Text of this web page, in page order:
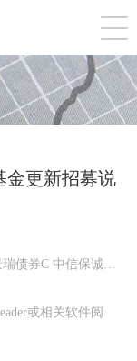
切
金更新招募说
中信保诚景瑞债券A 中信保诚景瑞债券C 中信保诚景瑞债券D
或相关软件阅